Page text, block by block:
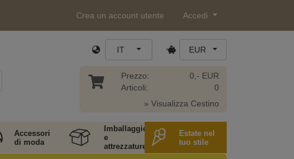
Crea un account utente Accedi
IT EUR
Prezzo:
Articoli:
0,- EUR
0
» Visualizza Cestino
Accessori
di moda
Imballaggio
e
attrezzature
Estate nel
tuo stile